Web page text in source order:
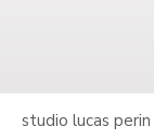
studio lucas